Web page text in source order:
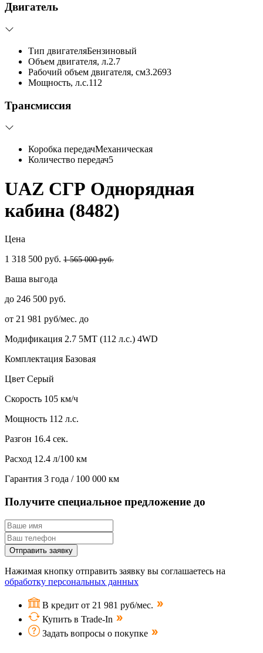
Двигатель
Тип двигателяБензиновый
Объем двигателя, л.2.7
Рабочий объем двигателя, см3.2693
Мощность, л.с.112
Трансмиссия
Коробка передачМеханическая
Количество передач5
UAZ СГР Однорядная
кабина (8482)
Цена
1 318 500 руб. 1 565 000 руб.
Ваша выгода
до 246 500 руб.
от 21 981 руб/мес. до
Модификация 2.7 5MT (112 л.с.) 4WD
Комплектация Базовая
Цвет Серый
Скорость 105 км/ч
Мощность 112 л.с.
Разгон 16.4 сек.
Расход 12.4 л/100 км
Гарантия 3 года / 100 000 км
Получите специальное предложение до
Отправить заявку
Нажимая кнопку отправить заявку вы соглашаетесь на
обработку персональных данных
В кредит от 21 981 руб/мес.
Купить в Trade-In
Задать вопросы о покупке